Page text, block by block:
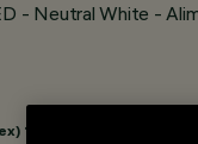
- Neutral White -
102